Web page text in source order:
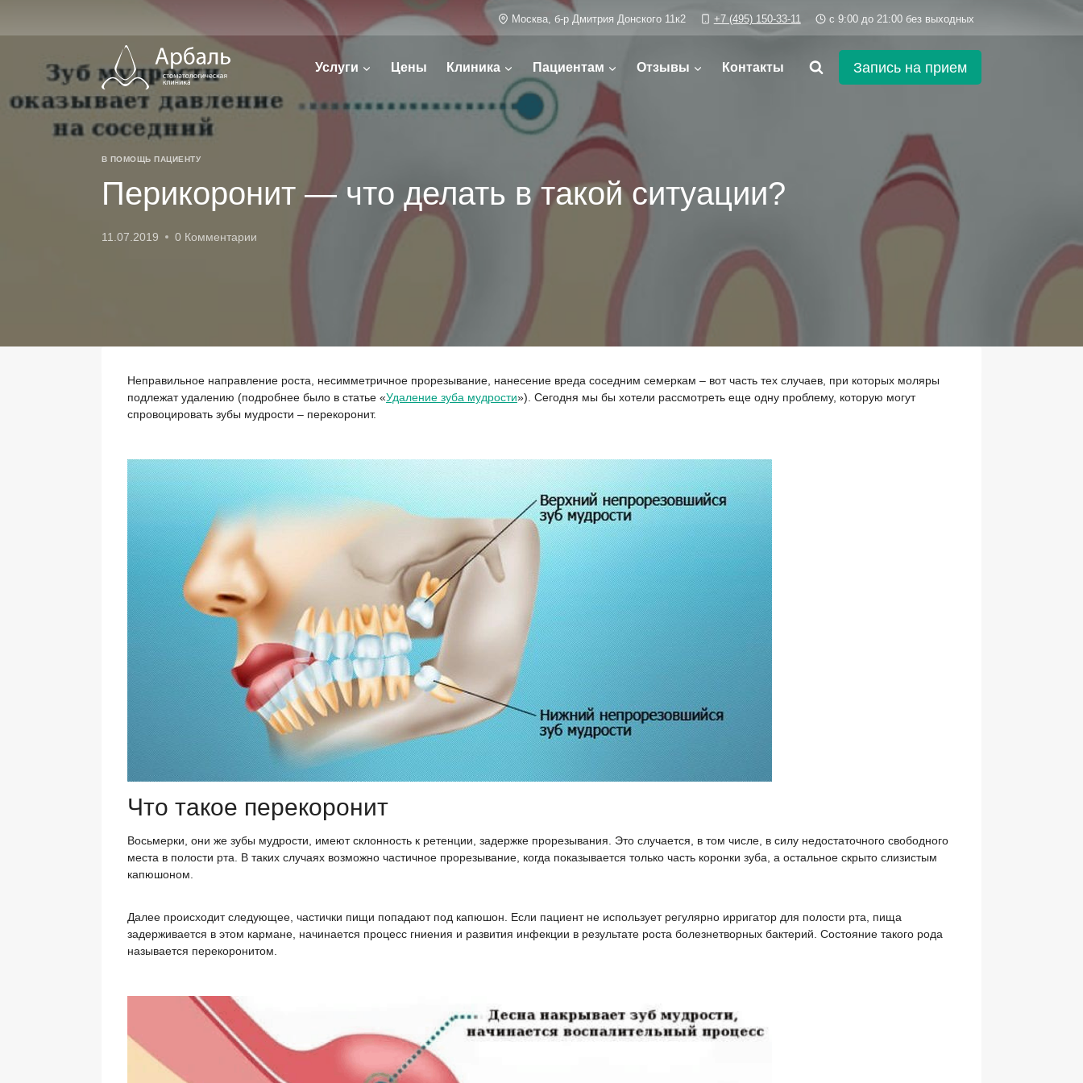
Москва, б-р Дмитрия Донского 11к2 +7 (495) 150-33-11 c 9:00 до 21:00 без выходных
Услуги Цены Клиника Пациентам Отзывы Контакты Запись на прием
В ПОМОЩЬ ПАЦИЕНТУ
Перикоронит — что делать в такой ситуации?
11.07.2019 0 Комментарии
Неправильное направление роста, несимметричное прорезывание, нанесение вреда соседним семеркам – вот часть тех случаев, при которых моляры
подлежат удалению (подробнее было в статье «Удаление зуба мудрости»). Сегодня мы бы хотели рассмотреть еще одну проблему, которую могут
спровоцировать зубы мудрости – перекоронит.
Что такое перекоронит
Восьмерки, они же зубы мудрости, имеют склонность к ретенции, задержке прорезывания. Это случается, в том числе, в силу недостаточного свободного
места в полости рта. В таких случаях возможно частичное прорезывание, когда показывается только часть коронки зуба, а остальное скрыто слизистым
капюшоном.
Далее происходит следующее, частички пищи попадают под капюшон. Если пациент не использует регулярно ирригатор для полости рта, пища
задерживается в этом кармане, начинается процесс гниения и развития инфекции в результате роста болезнетворных бактерий. Состояние такого рода
называется перекоронитом.